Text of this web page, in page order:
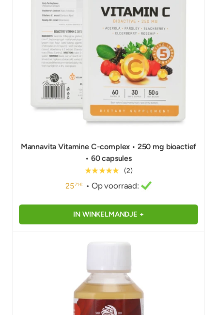
Mannavita Vitamine C-complex • 250 mg bioactief
• 60 capsules
★★★★★ (2)
2571 € • Op voorraad:
IN WINKELMANDJE +